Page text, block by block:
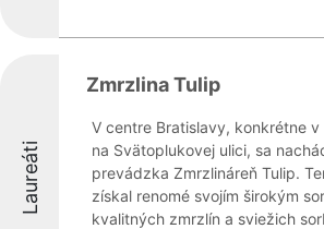
Laureáti
Zmrzlina Tulip
V centre Bratislavy, konkrétne v
na Svätoplukovej ulici, sa
prevádzka Zmrzlináreň Tulip.
získal renomé svojím širokým
kvalitných zmrzlín a sviežich